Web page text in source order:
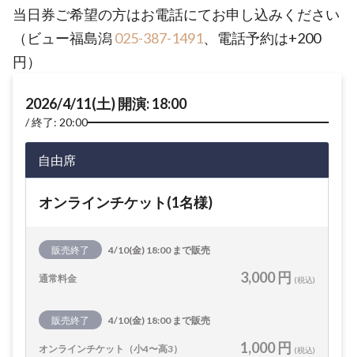
当日券ご希望の方はお電話にてお申し込みください
（ビュー福島潟 025-387-1491、電話予約は+200
円）
2026/4/11(土) 開演: 18:00
終了: 20:00
自由席
オンラインチケット(1名様)
販売終了 4/10(金) 18:00 まで販売
通常料金 3,000 円 (税込)
販売終了 4/10(金) 18:00 まで販売
オンラインチケット（小4〜高3） 1,000 円 (税込)